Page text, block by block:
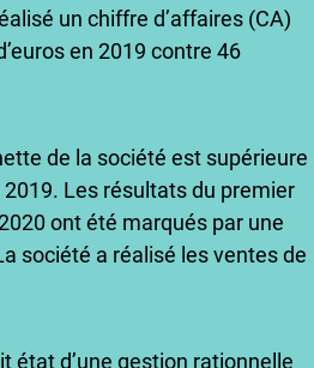
un chiffre d’affaires (CA)
en 2019 contre 46
de la société est supérieure
2019. Les résultats du premier
ont été marqués par une
société a réalisé les ventes de
état d’une gestion rationnelle